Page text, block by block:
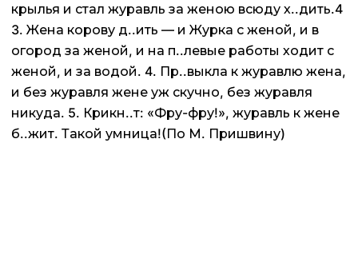
крылья и стал журавль за женою всюду х..дить.4
3. Жена корову д..ить — и Журка с женой, и в
огород за женой, и на п..левые работы ходит с
женой, и за водой. 4. Пр..выкла к журавлю жена,
и без журавля жене уж скучно, без журавля
никуда. 5. Крикн..т: «Фру-фру!», журавль к жене
б..жит. Такой умница!(По М. Пришвину)